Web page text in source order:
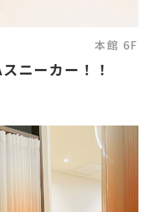
本館 6F
ニーカー！！